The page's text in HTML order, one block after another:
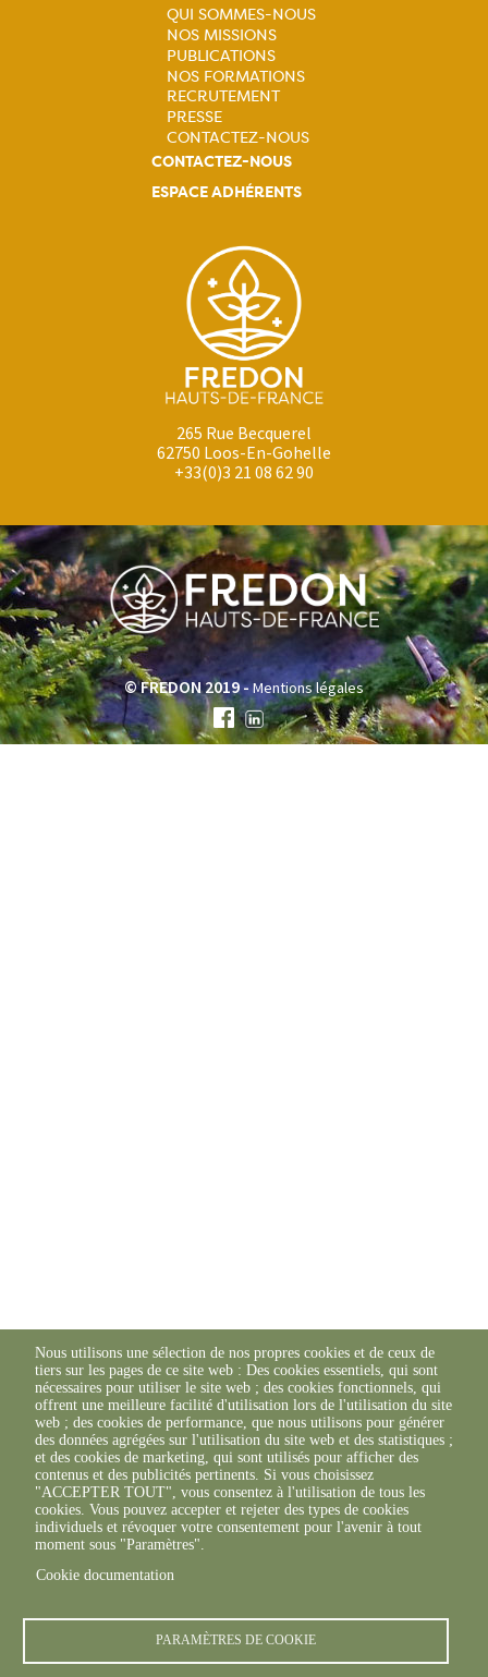
Navigation
principale
QUI SOMMES-NOUS
NOS MISSIONS
PUBLICATIONS
NOS FORMATIONS
RECRUTEMENT
PRESSE
CONTACTEZ-NOUS
CONTACTEZ-NOUS
ESPACE ADHÉRENTS
265 Rue Becquerel
62750 Loos-En-Gohelle
+33(0)3 21 08 62 90
© FREDON 2019 -Mentions légales
Nous utilisons une sélection de nos propres cookies et de ceux de
tiers sur les pages de ce site web : Des cookies essentiels, qui sont
nécessaires pour utiliser le site web ; des cookies fonctionnels, qui
offrent une meilleure facilité d'utilisation lors de l'utilisation du site
web ; des cookies de performance, que nous utilisons pour générer
des données agrégées sur l'utilisation du site web et des statistiques ;
et des cookies de marketing, qui sont utilisés pour afficher des
contenus et des publicités pertinents. Si vous choisissez
"ACCEPTER TOUT", vous consentez à l'utilisation de tous les
cookies. Vous pouvez accepter et rejeter des types de cookies
individuels et révoquer votre consentement pour l'avenir à tout
moment sous "Paramètres".
Cookie documentation
PARAMÈTRES DE COOKIE